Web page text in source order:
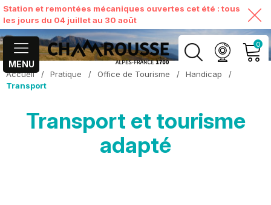
Station et remontées mécaniques ouvertes cet été : tous
les jours du 04 juillet au 30 août
MENU
0
MON COMPTE
VOIR MON PANIER
Accueil / Pratique / Office de Tourisme / Handicap
/
Transport
Transport et tourisme
adapté